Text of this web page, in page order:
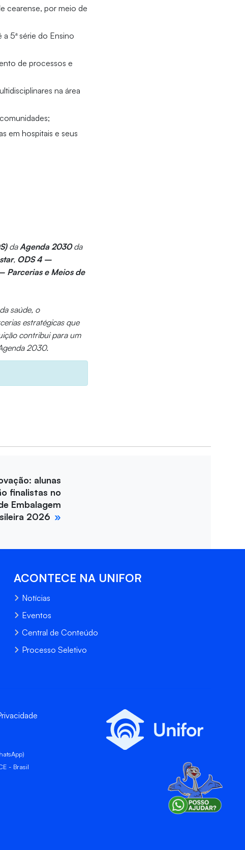
cearense, por meio de
5ª série do Ensino
de processos e
na área
em hospitais e seus
daAgenda 2030da
, ODS 4 –
Parcerias e Meios de
saúde, o
estratégicas que
contribui para um
2030.
alunas
finalistas no
Embalagem
2026
ACONTECE NA UNIFOR
Notícias
Eventos
Central de Conteúdo
Processo Seletivo
- Brasil